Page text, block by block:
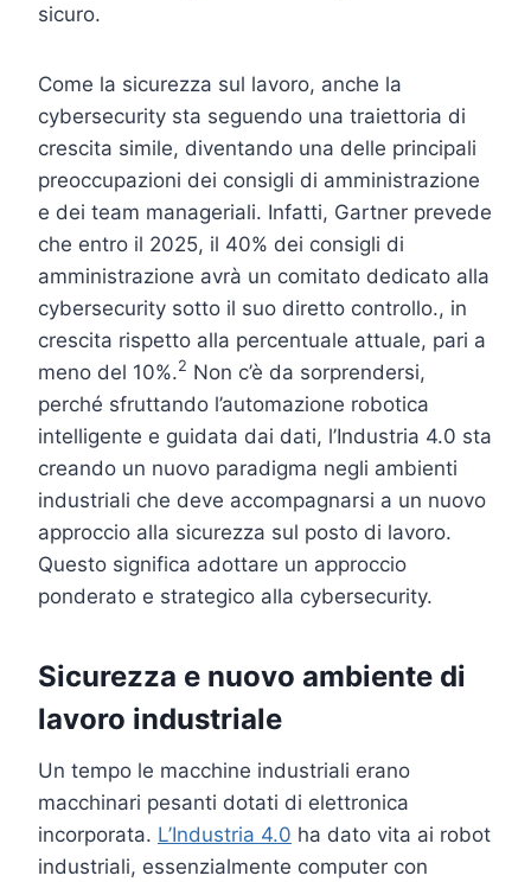
sicuro.
Come la sicurezza sul lavoro, anche la
cybersecurity sta seguendo una traiettoria di
crescita simile, diventando una delle principali
preoccupazioni dei consigli di amministrazione
e dei team manageriali. Infatti, Gartner prevede
che entro il 2025, il 40% dei consigli di
amministrazione avrà un comitato dedicato alla
cybersecurity sotto il suo diretto controllo., in
crescita rispetto alla percentuale attuale, pari a
meno del 10%.2 Non c’è da sorprendersi,
perché sfruttando l’automazione robotica
intelligente e guidata dai dati, l’Industria 4.0 sta
creando un nuovo paradigma negli ambienti
industriali che deve accompagnarsi a un nuovo
approccio alla sicurezza sul posto di lavoro.
Questo significa adottare un approccio
ponderato e strategico alla cybersecurity.
Sicurezza e nuovo ambiente di
lavoro industriale
Un tempo le macchine industriali erano
macchinari pesanti dotati di elettronica
incorporata. L’Industria 4.0 ha dato vita ai robot
industriali, essenzialmente computer con